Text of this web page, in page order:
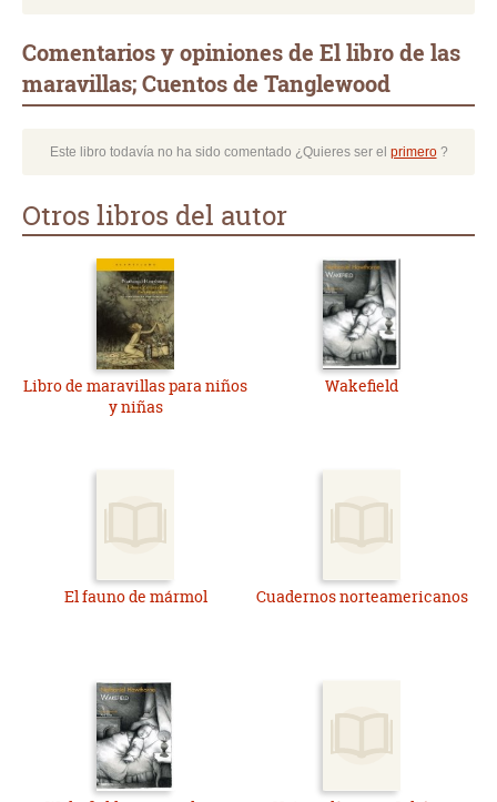
Comentarios y opiniones de El libro de las
maravillas; Cuentos de Tanglewood
Este libro todavía no ha sido comentado ¿Quieres ser el primero?
Otros libros del autor
Libro de maravillas para niños
y niñas
Wakefield
El fauno de mármol Cuadernos norteamericanos